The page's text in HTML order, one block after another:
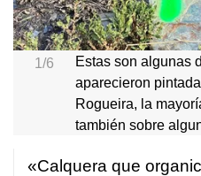
1/6
Estas son algunas
aparecieron
Rogueira, la
también sobre
«Calquera que